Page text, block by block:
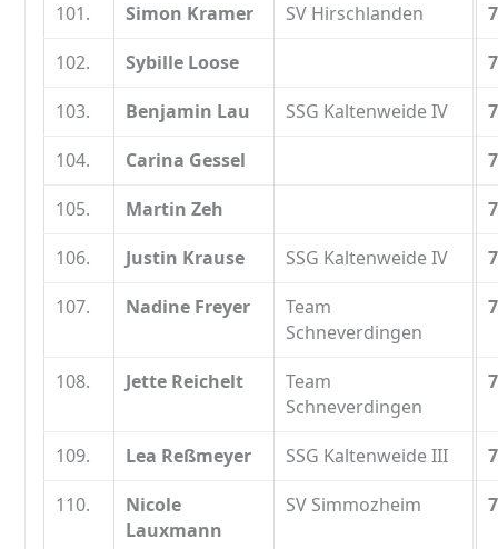
101. Simon Kramer SV Hirschlanden
102.
Sybille Loose
103.
Benjamin Lau SSG Kaltenweide IV
104.
Carina Gessel
105.
Martin Zeh
106.
Justin Krause SSG Kaltenweide IV
107.
Nadine Freyer
Team
Schneverdingen
108. Jette Reichelt
Team
Schneverdingen
109. Lea Reßmeyer SSG Kaltenweide III
110.
Nicole
Lauxmann
SV Simmozheim